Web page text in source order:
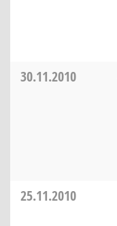
30.11.2010
25.11.2010